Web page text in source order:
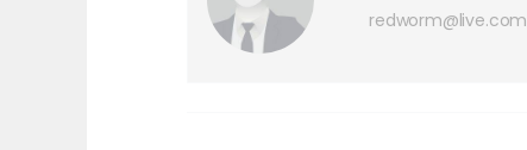
redworm@live.com